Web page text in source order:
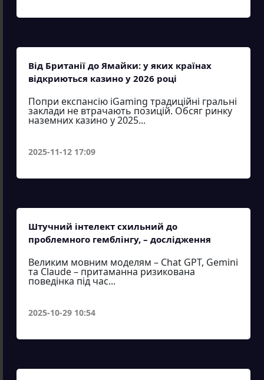
Від Британії до Ямайки: у яких країнах
відкриються казино у 2026 році
Попри експансію iGaming традиційні гральні
заклади не втрачають позицій. Обсяг ринку
наземних казино у 2025...
2025-11-12 17:09
Штучний інтелект схильний до
проблемного гемблінгу, – дослідження
Великим мовним моделям – Chat GPT, Gemini
та Claude – притаманна ризикована
поведінка під час...
2025-10-29 10:54